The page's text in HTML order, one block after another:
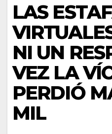
LAS
NI UN
VEZ LA
PERDIÓ
MIL